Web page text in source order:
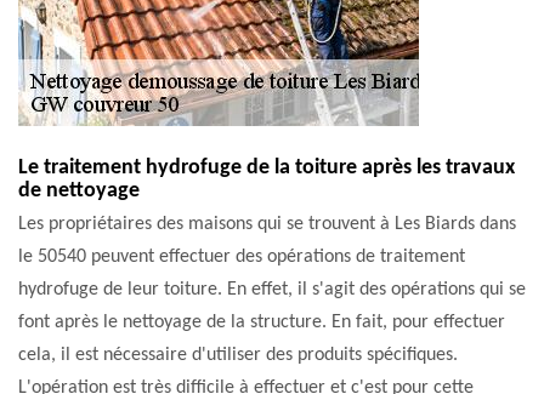
Le traitement hydrofuge de la toiture après les travaux
de nettoyage
Les propriétaires des maisons qui se trouvent à Les Biards dans
le 50540 peuvent effectuer des opérations de traitement
hydrofuge de leur toiture. En effet, il s'agit des opérations qui se
font après le nettoyage de la structure. En fait, pour effectuer
cela, il est nécessaire d'utiliser des produits spécifiques.
L'opération est très difficile à effectuer et c'est pour cette